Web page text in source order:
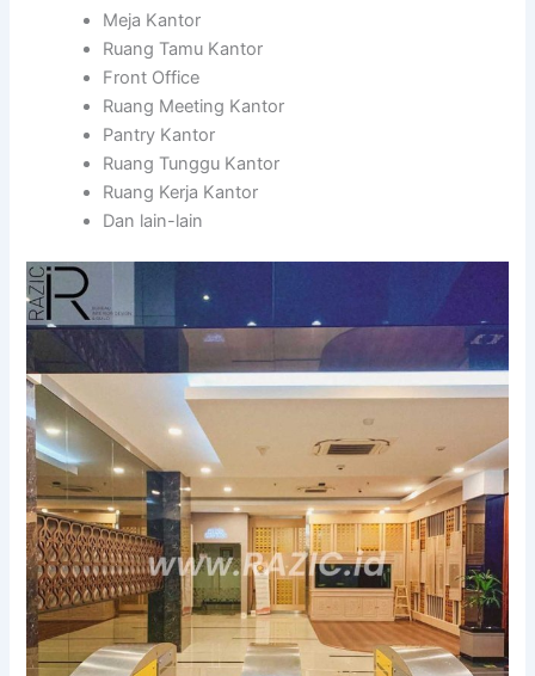
Meja Kantor
Ruang Tamu Kantor
Front Office
Ruang Meeting Kantor
Pantry Kantor
Ruang Tunggu Kantor
Ruang Kerja Kantor
Dan lain-lain